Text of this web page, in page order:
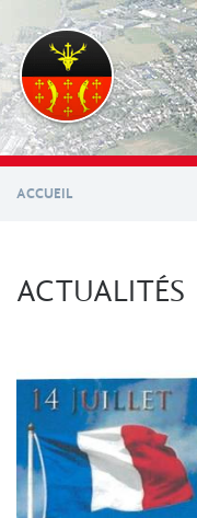
contenu
principal
ACCUEIL
ACTUALITÉS